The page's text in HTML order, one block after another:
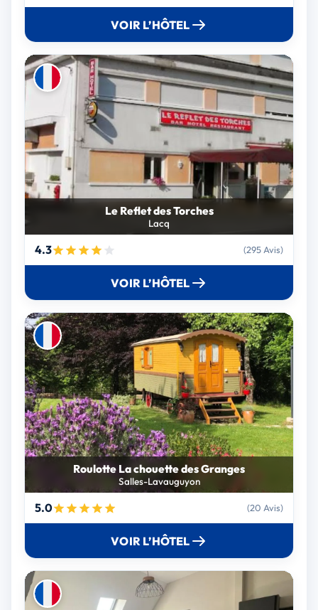
VOIR L’HÔTEL
Le Reflet des Torches
Lacq
4.3 (295 Avis)
VOIR L’HÔTEL
Roulotte La chouette des Granges
Salles-Lavauguyon
5.0 (20 Avis)
VOIR L’HÔTEL